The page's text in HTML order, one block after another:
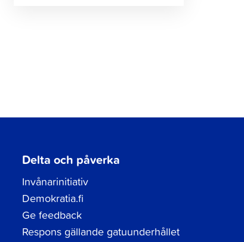
Delta och påverka
Invånarinitiativ
Demokratia.fi
Ge feedback
Respons gällande gatuunderhållet